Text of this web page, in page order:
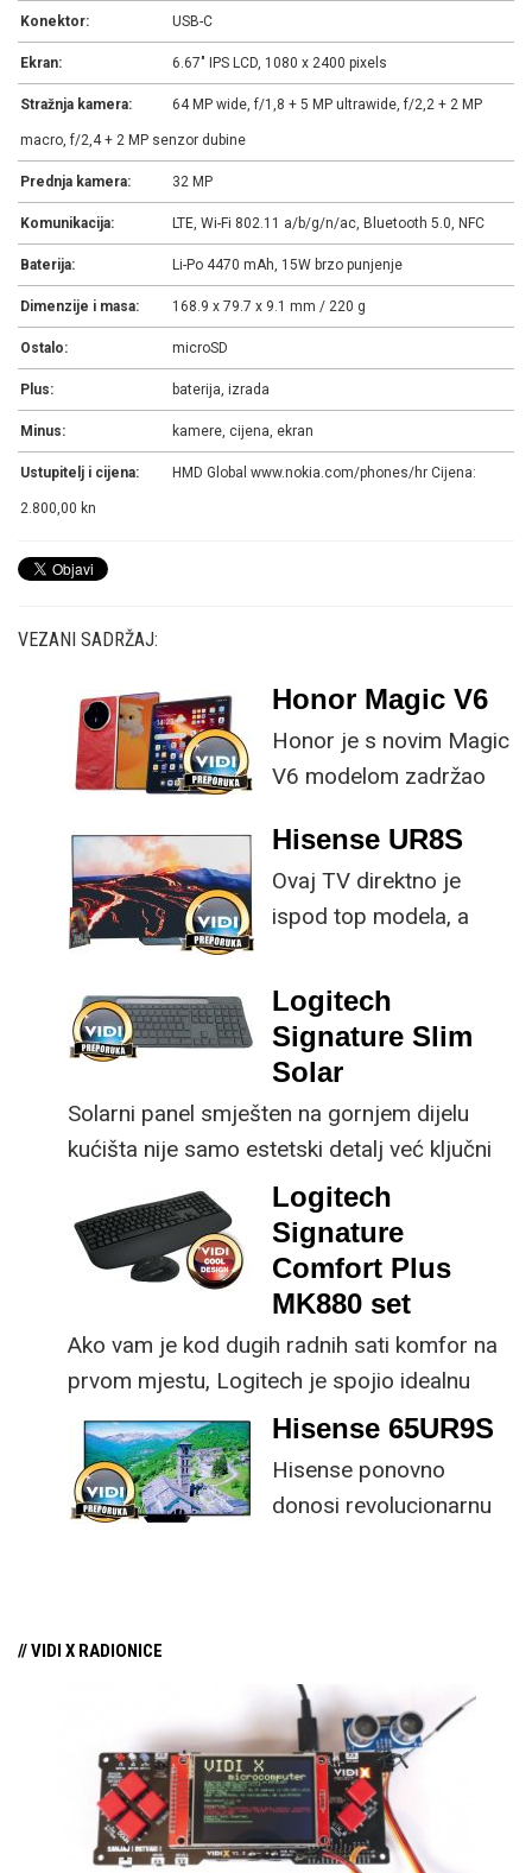
Konektor: USB-C
Ekran: 6.67" IPS LCD, 1080 x 2400 pixels
Stražnja kamera: 64 MP wide, f/1,8 + 5 MP ultrawide, f/2,2 + 2 MP
macro, f/2,4 + 2 MP senzor dubine
Prednja kamera: 32 MP
Komunikacija: LTE, Wi-Fi 802.11 a/b/g/n/ac, Bluetooth 5.0, NFC
Baterija: Li-Po 4470 mAh, 15W brzo punjenje
Dimenzije i masa: 168.9 x 79.7 x 9.1 mm / 220 g
Ostalo: microSD
Plus: baterija, izrada
Minus: kamere, cijena, ekran
Ustupitelj i cijena: HMD Global www.nokia.com/phones/hr Cijena:
2.800,00 kn
VEZANI SADRŽAJ:
Honor Magic V6
Honor je s novim Magic
V6 modelom zadržao
specifikacije, no
istovremeno
implementirao
ključne svakom
korisniku.
Hisense UR8S
Ovaj TV direktno je
ispod top modela, a
male ustupke možete
osjetno uštedjeti pri
kupnji.
Logitech
Signature Slim
Solar
Solarni panel smješten na gornjem dijelu
kućišta nije samo estetski detalj već ključni
dio koncepta ovog proizvoda, jer koristi
energiju prirodnog ili umjetnog svjetla za
rad.
Logitech
Signature
Comfort Plus
MK880 set
Ako vam je kod dugih radnih sati komfor na
prvom mjestu, Logitech je spojio idealnu
kombinaciju tipkovnice i miša s naprednim
funkcijama.
Hisense 65UR9S
Hisense ponovno
donosi revolucionarnu
// VIDI X RADIONICE